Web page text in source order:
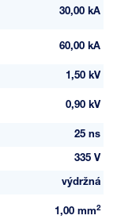
30,00 kA
60,00 kA
1,50 kV
0,90 kV
25 ns
335 V
výdržná
1,00 mm2